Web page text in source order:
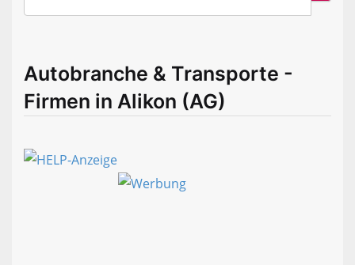
Autobranche & Transporte -
Firmen in Alikon (AG)